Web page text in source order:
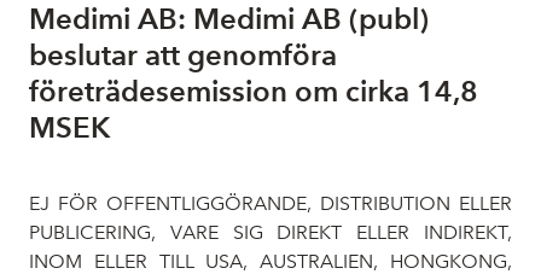
Medimi AB: Medimi AB (publ)
beslutar att genomföra
företrädesemission om cirka 14,8
MSEK
EJ FÖR OFFENTLIGGÖRANDE, DISTRIBUTION ELLER
PUBLICERING, VARE SIG DIREKT ELLER INDIREKT,
INOM ELLER TILL USA, AUSTRALIEN, HONGKONG,